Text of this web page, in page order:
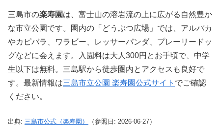
三島市の楽寿園は、富士山の溶岩流の上に広がる自然豊か
な市立公園です。園内の「どうぶつ広場」では、アルパカ
やカピバラ、ワラビー、レッサーパンダ、プレーリードッ
グなどに会えます。入園料は大人300円とお手頃で、中学
生以下は無料。三島駅から徒歩圏内とアクセスも良好で
す。最新情報は三島市立公園 楽寿園公式サイト でご確認
ください。
出典: 三島市公式（楽寿園） （参照日: 2026-06-27）